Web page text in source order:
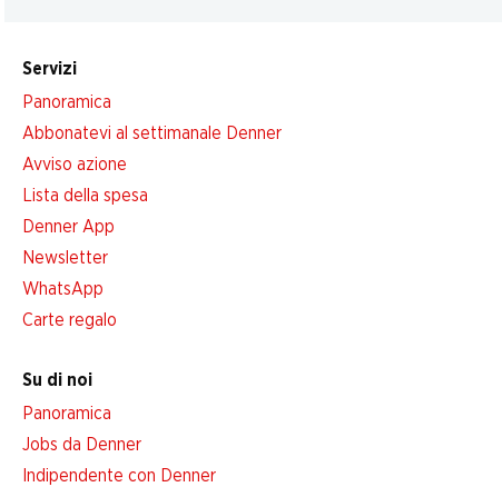
Servizi
Panoramica
Abbonatevi al settimanale Denner
Avviso azione
Lista della spesa
Denner App
Newsletter
WhatsApp
Carte regalo
Su di noi
Panoramica
Jobs da Denner
Indipendente con Denner